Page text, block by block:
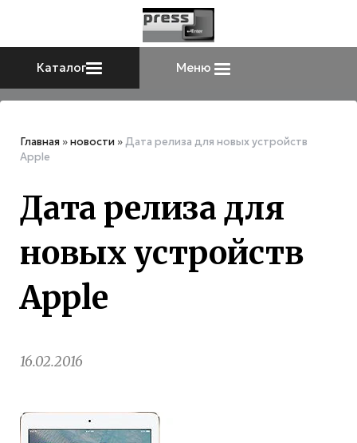
Каталог Меню
Главная »новости »Дата релиза для новых устройств
Apple
Дата релиза для
новых устройств
Apple
16.02.2016